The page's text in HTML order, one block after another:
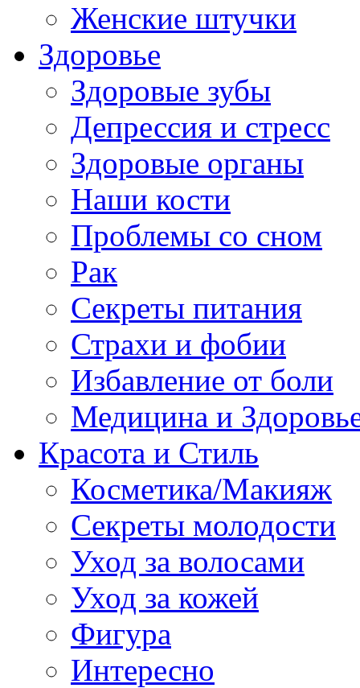
Женские штучки
Здоровье
Здоровые зубы
Депрессия и стресс
Здоровые органы
Наши кости
Проблемы со сном
Рак
Секреты питания
Страхи и фобии
Избавление от боли
Медицина и
Красота и Стиль
Косметика/Макияж
Секреты молодости
Уход за волосами
Уход за кожей
Фигура
Интересно